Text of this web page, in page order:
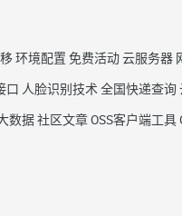
环境配置 免费活动云服务器
口 人脸识别技术 全国快递查询
数据社区文章OSS客户端工具